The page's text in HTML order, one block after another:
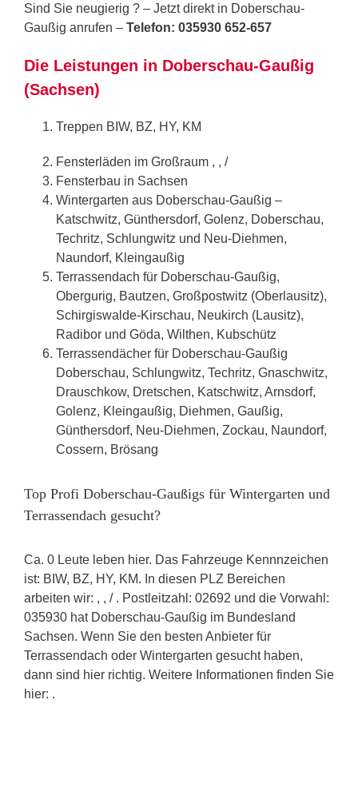
Sind Sie neugierig ? – Jetzt direkt in Doberschau-
Gaußig anrufen – Telefon: 035930 652-657
Die Leistungen in Doberschau-Gaußig
(Sachsen)
Treppen BIW, BZ, HY, KM
Fensterläden im Großraum , , /
Fensterbau in Sachsen
Wintergarten aus Doberschau-Gaußig –
Katschwitz, Günthersdorf, Golenz, Doberschau,
Techritz, Schlungwitz und Neu-Diehmen,
Naundorf, Kleingaußig
Terrassendach für Doberschau-Gaußig,
Obergurig, Bautzen, Großpostwitz (Oberlausitz),
Schirgiswalde-Kirschau, Neukirch (Lausitz),
Radibor und Göda, Wilthen, Kubschütz
Terrassendächer für Doberschau-Gaußig
Doberschau, Schlungwitz, Techritz, Gnaschwitz,
Drauschkow, Dretschen, Katschwitz, Arnsdorf,
Golenz, Kleingaußig, Diehmen, Gaußig,
Günthersdorf, Neu-Diehmen, Zockau, Naundorf,
Cossern, Brösang
Top Profi Doberschau-Gaußigs für Wintergarten und
Terrassendach gesucht?
Ca. 0 Leute leben hier. Das Fahrzeuge Kennnzeichen
ist: BIW, BZ, HY, KM. In diesen PLZ Bereichen
arbeiten wir: , , / . Postleitzahl: 02692 und die Vorwahl:
035930 hat Doberschau-Gaußig im Bundesland
Sachsen. Wenn Sie den besten Anbieter für
Terrassendach oder Wintergarten gesucht haben,
dann sind hier richtig. Weitere Informationen finden Sie
hier: .